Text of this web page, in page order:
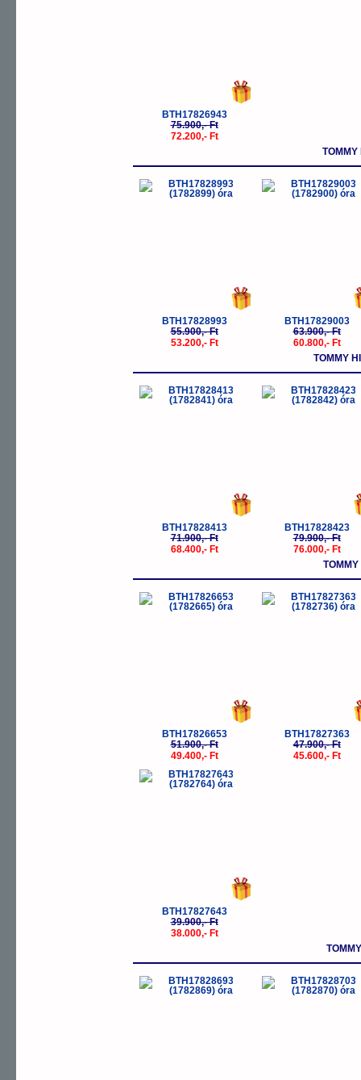
BTH17826943
75.900,- Ft
72.200,- Ft
TOMMY
-5%
BTH17828993
55.900,- Ft
53.200,- Ft
-
BTH17829003
63.900,- Ft
60.800,- Ft
TOMMY
-5%
BTH17828413
71.900,- Ft
68.400,- Ft
-
BTH17828423
79.900,- Ft
76.000,- Ft
-5%
BTH17826653
51.900,- Ft
49.400,- Ft
-
BTH17827363
47.900,- Ft
45.600,- Ft
-5%
BTH17827643
39.900,- Ft
38.000,- Ft
-5% -